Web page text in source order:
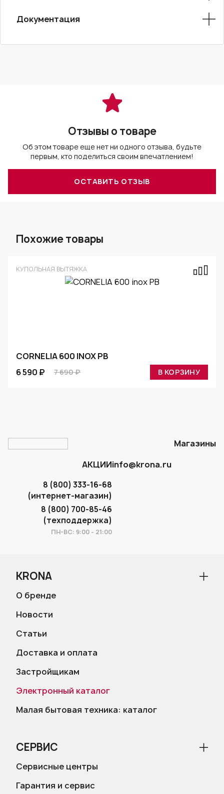
Документация
Отзывы о товаре
Об этом товаре еще нет ни одного отзыва, будьте
первым, кто поделиться своим впечатлением!
ОСТАВИТЬ ОТЗЫВ
Похожие товары
КУПОЛЬНАЯ ВЫТЯЖКА
CORNELIA 600 INOX PB
6 590 ₽
7 690 ₽ В КОРЗИНУ
Магазины
АКЦИИinfo@krona.ru
8 (800) 333-16-68
(интернет-магазин)
8 (800) 700-85-46
(техподдержка)
ПН-ВС: 9:00 - 21:00
KRONA
О бренде
Новости
Статьи
Доставка и оплата
Застройщикам
Электронный каталог
Малая бытовая техника: каталог
СЕРВИС
Сервисные центры
Гарантия и сервис